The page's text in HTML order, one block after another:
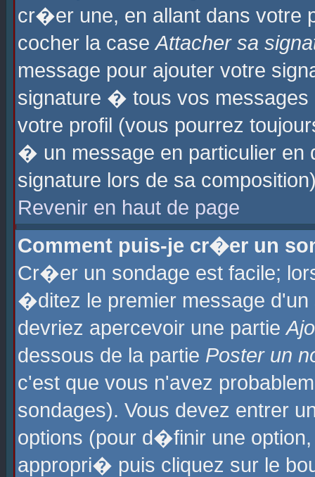
cr�er une, en allant dans
cocher la caseAttacher sa
message pour ajouter votre
signature � tous vos
votre profil (vous pourrez
� un message en particulier
signature lors de sa
Revenir en haut de page
Comment puis-je cr�er un
Cr�er un sondage est facile;
�ditez le premier message
devriez apercevoir une partie
dessous de la partie Poster un
c'est que vous n'avez
sondages). Vous devez entrer
options (pour d�finir une
appropri� puis cliquez sur le